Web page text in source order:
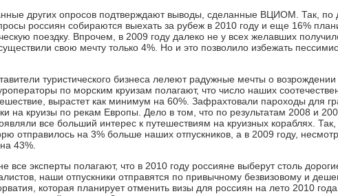
других опросов подтверждают выводы, сделанные ВЦИОМ. Так, по
россиян собираются выехать за рубеж в 2010 году и еще 16%
поездку. Впрочем, в 2009 году далеко не у всех желавших
свою мечту только 4%. Но и это позволило избежать
туристического бизнеса лелеют радужные мечты о возрождении
по морским круизам полагают, что число наших
вырастет как минимум на 60%. Зафрахтовали пароходы для
на круизы по рекам Европы. Дело в том, что по результатам 2008 и
все больший интерес к путешествиям на круизных кораблях.
отправилось на 3% больше наших отпускников, а в 2009 году,
43%.
все эксперты полагают, что в 2010 году россияне выберут столь
наши отпускники отправятся по привычному безвизовому и
которая планирует отменить визы для россиян на лето 2010